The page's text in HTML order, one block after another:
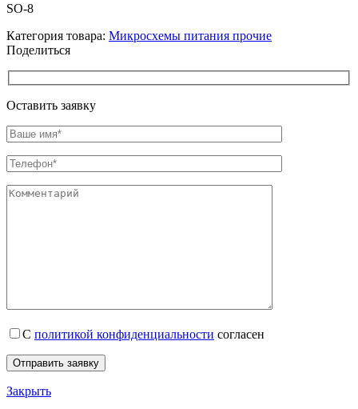
SO-8
Категория товара: Микросхемы питания прочие
Поделиться
Оставить заявку
С политикой конфиденциальности согласен
Закрыть